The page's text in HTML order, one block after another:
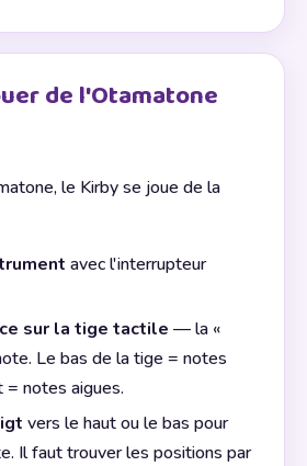
de l'Otamatone
le Kirby se joue de la
avec l'interrupteur
sur la tige tactile — la «
Le bas de la tige = notes
= notes aigues.
vers le haut ou le bas pour
Il faut trouver les positions par